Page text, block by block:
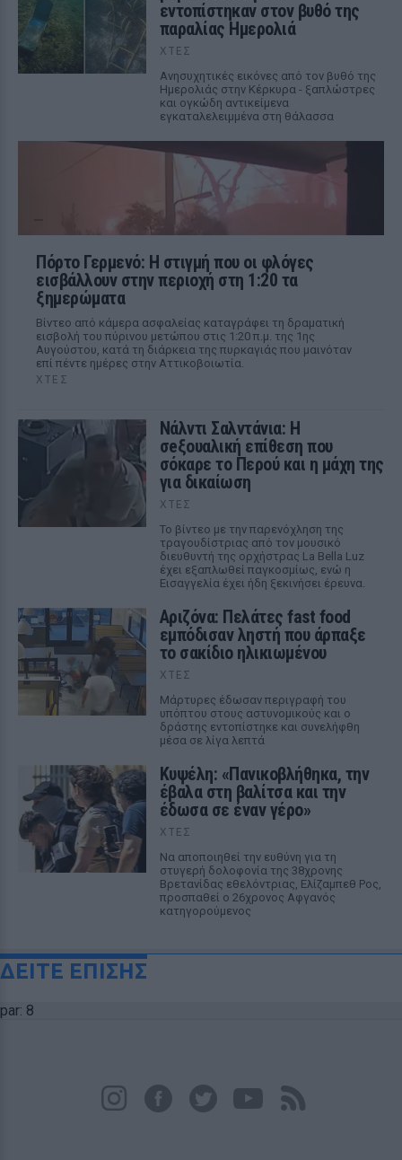
εντοπίστηκαν στον βυθό της
παραλίας Ημερολιά
ΧΤΕΣ
Ανησυχητικές εικόνες από τον βυθό της
Ημερολιάς στην Κέρκυρα - ξαπλώστρες
και ογκώδη αντικείμενα
εγκαταλελειμμένα στη θάλασσα
Πόρτο Γερμενό: Η στιγμή που οι φλόγες
εισβάλλουν στην περιοχή στη 1:20 τα
ξημερώματα
Βίντεο από κάμερα ασφαλείας καταγράφει τη δραματική
εισβολή του πύρινου μετώπου στις 1:20 π.μ. της 1ης
Αυγούστου, κατά τη διάρκεια της πυρκαγιάς που μαινόταν
επί πέντε ημέρες στην Αττικοβοιωτία.
ΧΤΕΣ
Νάλντι Σαλντάνια: Η
σeξουαλική επίθεση που
σόκαρε το Περού και η μάχη της
για δικαίωση
ΧΤΕΣ
Το βίντεο με την παρενόχληση της
τραγουδίστριας από τον μουσικό
διευθυντή της ορχήστρας La Bella Luz
έχει εξαπλωθεί παγκοσμίως, ενώ η
Εισαγγελία έχει ήδη ξεκινήσει έρευνα.
Αριζόνα: Πελάτες fast food
εμπόδισαν ληστή που άρπαξε
το σακίδιο ηλικιωμένου
ΧΤΕΣ
Μάρτυρες έδωσαν περιγραφή του
υπόπτου στους αστυνομικούς και ο
δράστης εντοπίστηκε και συνελήφθη
μέσα σε λίγα λεπτά
Κυψέλη: «Πανικοβλήθηκα, την
έβαλα στη βαλίτσα και την
έδωσα σε έναν γέρο»
ΧΤΕΣ
Να αποποιηθεί την ευθύνη για τη
στυγερή δολοφονία της 38χρονης
Βρετανίδας εθελόντριας, Ελίζαμπεθ Ρος,
προσπαθεί ο 26χρονος Αφγανός
κατηγορούμενος
ΔΕΙΤΕ ΕΠΙΣΗΣ
par: 8